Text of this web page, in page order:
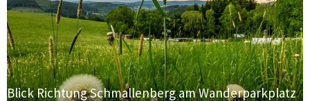
Blick Richtung Schmallenberg am Wanderparkplatz